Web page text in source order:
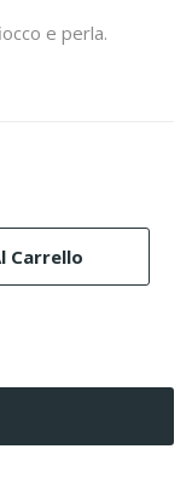
e perla.
Carrello